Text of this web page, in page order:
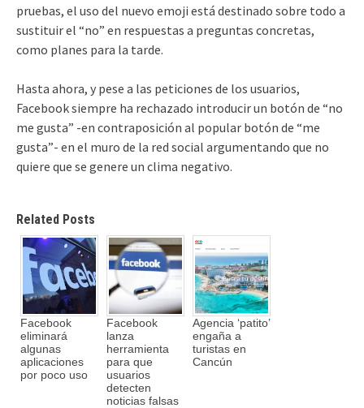
pruebas, el uso del nuevo emoji está destinado sobre todo a
sustituir el “no” en respuestas a preguntas concretas,
como planes para la tarde.
Hasta ahora, y pese a las peticiones de los usuarios,
Facebook siempre ha rechazado introducir un botón de “no
me gusta” -en contraposición al popular botón de “me
gusta”- en el muro de la red social argumentando que no
quiere que se genere un clima negativo.
Related Posts
Facebook
eliminará
algunas
aplicaciones
por poco uso
Facebook
lanza
herramienta
para que
usuarios
detecten
noticias falsas
Agencia ‘patito’
engaña a
turistas en
Cancún